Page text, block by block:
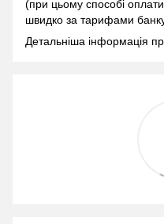
(при цьому способі оплати
швидко за тарифами
Детальніша інформація